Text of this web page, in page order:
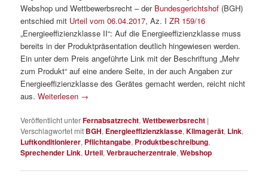
Webshop und Wettbewerbsrecht – der Bundesgerichtshof (BGH)
entschied mit Urteil vom 06.04.2017, Az. I ZR 159/16
„Energieeffizienzklasse II“: Auf die Energieeffizienzklasse muss
bereits in der Produktpräsentation deutlich hingewiesen werden.
Ein unter dem Preis angeführte Link mit der Beschriftung „Mehr
zum Produkt“ auf eine andere Seite, in der auch Angaben zur
Energieeffizienzklasse des Gerätes gemacht werden, reicht nicht
aus.Weiterlesen →
Veröffentlicht unterFernabsatzrecht,Wettbewerbsrecht |
Verschlagwortet mit BGH, Energieeffizienzklasse,Klimagerät, Link,
Luftkonditionierer, Pflichtangabe, Produktbeschreibung,
Sprechender Link, Urteil,Verbraucherzentrale,Webshop